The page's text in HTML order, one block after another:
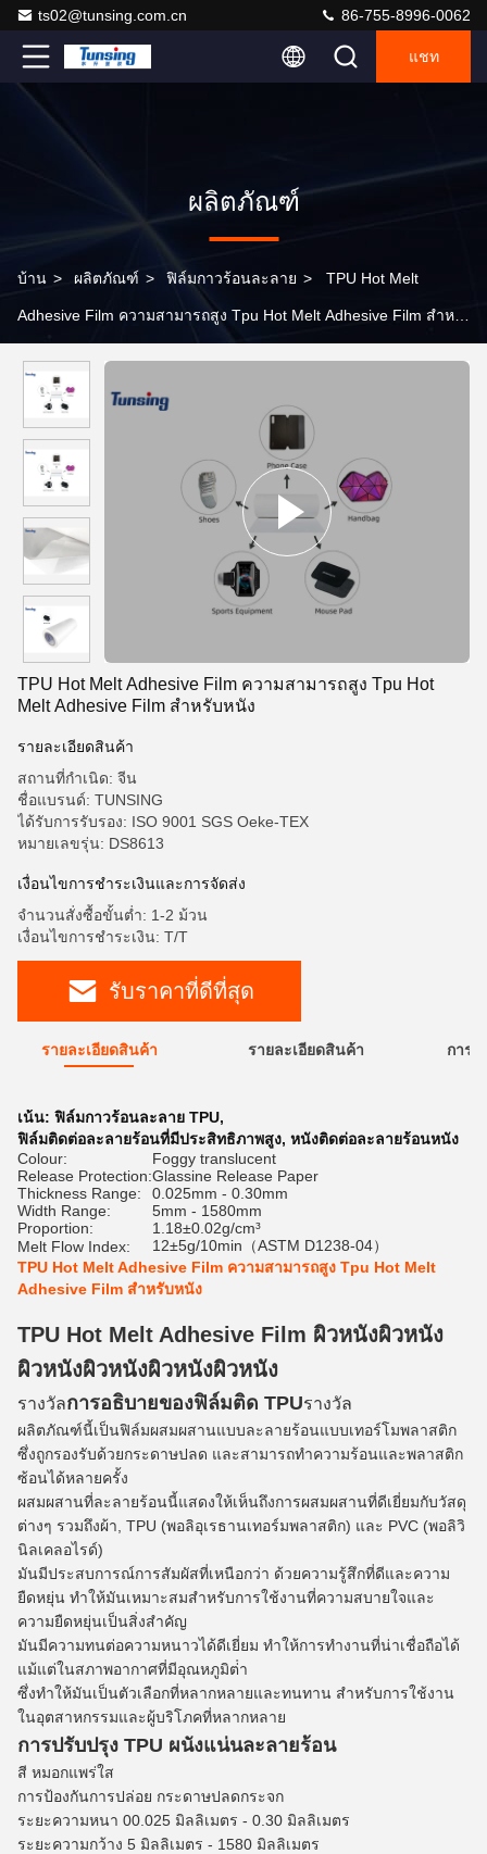
ts02@tunsing.com.cn 86-755-8996-0062
แชท
ผลิตภัณฑ์
บ้าน > ผลิตภัณฑ์ > ฟิล์มกาวร้อนละลาย > TPU Hot Melt
Adhesive Film ความสามารถสูง Tpu Hot Melt Adhesive Film สําห
TPU Hot Melt Adhesive Film ความสามารถสูง Tpu Hot
Melt Adhesive Film สําหรับหนัง
รายละเอียดสินค้า
สถานที่กำเนิด: จีน
ชื่อแบรนด์: TUNSING
ได้รับการรับรอง: ISO 9001 SGS Oeke-TEX
หมายเลขรุ่น: DS8613
เงื่อนไขการชำระเงินและการจัดส่ง
จำนวนสั่งซื้อขั้นต่ำ: 1-2 ม้วน
เงื่อนไขการชำระเงิน: T/T
รับราคาที่ดีที่สุด
รายละเอียดสินค้า รายละเอียดสินค้า การ
เน้น: ฟิล์มกาวร้อนละลาย TPU,
ฟิล์มติดต่อละลายร้อนที่มีประสิทธิภาพสูง, หนังติดต่อละลายร้อนหนัง
Colour:
Foggy translucent
Release Protection:Glassine Release Paper
Thickness Range:
0.025mm - 0.30mm
Width Range:
5mm - 1580mm
Proportion:
1.18±0.02g/cm³
Melt Flow Index:
12±5g/10min（ASTM D1238-04）
TPU Hot Melt Adhesive Film ความสามารถสูง Tpu Hot Melt
Adhesive Film สําหรับหนัง
TPU Hot Melt Adhesive Film ผิวหนังผิวหนัง
ผิวหนังผิวหนังผิวหนังผิวหนัง
รางวัลการอธิบายของฟิล์มติด TPUรางวัล
ผลิตภัณฑ์นี้เป็นฟิล์มผสมผสานแบบละลายร้อนแบบเทอร์โมพลาสติก
ซึ่งถูกรองรับด้วยกระดาษปลด และสามารถทําความร้อนและพลาสติก
ซ้อนได้หลายครั้ง
ผสมผสานที่ละลายร้อนนี้แสดงให้เห็นถึงการผสมผสานที่ดีเยี่ยมกับวัสดุ
ต่างๆ รวมถึงผ้า, TPU (พอลิอุเรธานเทอร์มพลาสติก) และ PVC (พอลิวิ
นิลเคลอไรด์)
มันมีประสบการณ์การสัมผัสที่เหนือกว่า ด้วยความรู้สึกที่ดีและความ
ยืดหยุ่น ทําให้มันเหมาะสมสําหรับการใช้งานที่ความสบายใจและ
ความยืดหยุ่นเป็นสิ่งสําคัญ
มันมีความทนต่อความหนาวได้ดีเยี่ยม ทําให้การทํางานที่น่าเชื่อถือได้
แม้แต่ในสภาพอากาศที่มีอุณหภูมิต่ํา
ซึ่งทําให้มันเป็นตัวเลือกที่หลากหลายและทนทาน สําหรับการใช้งาน
ในอุตสาหกรรมและผู้บริโภคที่หลากหลาย
การปรับปรุง TPU ผนังแน่นละลายร้อน
สี หมอกแพร่ใส
การป้องกันการปล่อย กระดาษปลดกระจก
ระยะความหนา 00.025 มิลลิเมตร - 0.30 มิลลิเมตร
ระยะความกว้าง 5 มิลลิเมตร - 1580 มิลลิเมตร